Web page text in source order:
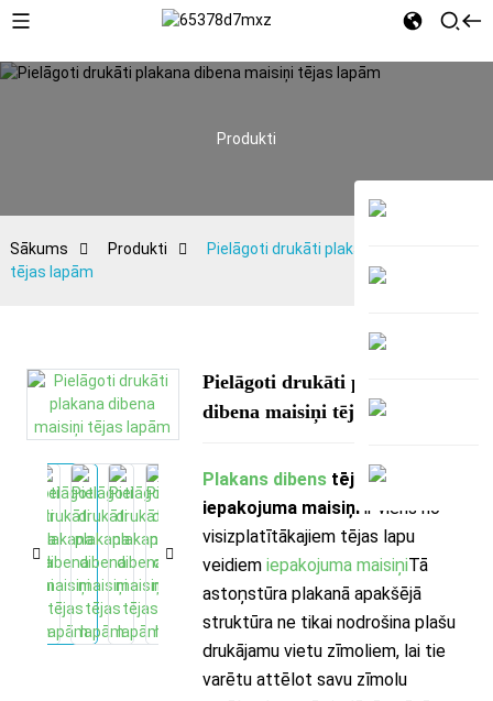
Produkti
Sākums Produkti
Pielāgoti drukāti plakana dibena maisiņi
tējas lapām
Pielāgoti drukāti plakana
dibena maisiņi tējas lapām
Plakans dibenstējas
iepakojuma maisiņiir viens no
visizplatītākajiem tējas lapu
veidiem iepakojuma maisiņiTā
astoņstūra plakanā apakšējā
struktūra ne tikai nodrošina plašu
drukājamu vietu zīmoliem, lai tie
varētu attēlot savu zīmolu